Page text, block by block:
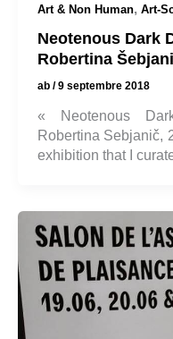
Art & Non Human, Art-
Neotenous Dark
Robertina
ab /9 septembre 2018
« Neotenous
Robertina Sebjanič,
exhibition that I